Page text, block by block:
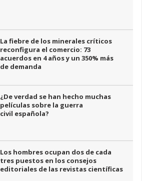
La fiebre de los minerales críticos
reconfigura el comercio: 73
acuerdos en 4 años y un 350% más
de demanda
¿De verdad se han hecho muchas
películas sobre la guerra
civil española?
Los hombres ocupan dos de cada
tres puestos en los consejos
editoriales de las revistas científicas